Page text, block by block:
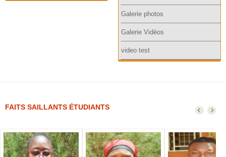
Galerie photos
Galerie Vidéos
video test
FAITS SAILLANTS ÉTUDIANTS